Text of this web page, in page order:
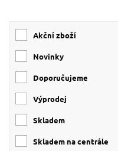
Akční zboží
Novinky
Doporučujeme
Výprodej
skladem
skladem na centrále